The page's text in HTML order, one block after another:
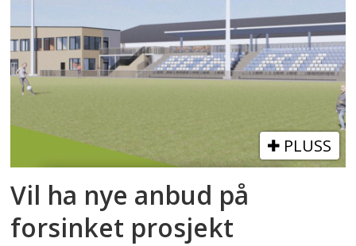
PLUSS
Vil ha nye anbud på
forsinket prosjekt